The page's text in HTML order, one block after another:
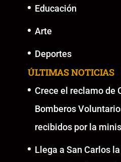
Educación
Arte
Deportes
ÚLTIMAS NOTICIAS
Crece el reclamo de
Bomberos
recibidos por la
Llega a San Carlos